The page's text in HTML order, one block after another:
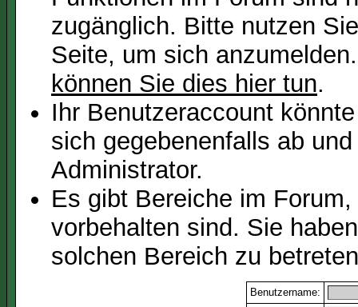
zugänglich. Bitte nutzen
Seite, um sich
können Sie dies hier tun.
Ihr Benutzeraccount
sich gegebenenfalls ab
Administrator.
Es gibt Bereiche im
vorbehalten sind. Sie
solchen Bereich zu
Benutzername: